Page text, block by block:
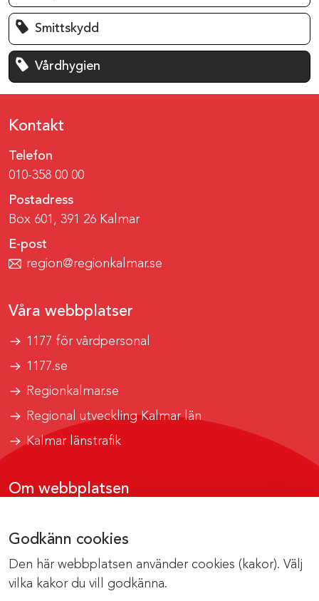
Godkänn cookies
Den här webbplatsen använder cookies (kakor). Välj
vilka kakor du vill godkänna.
Smittskydd
Vårdhygien
Kontakt
Telefon
010-358 00 00
Postadress
Box 601, 391 26 Kalmar
E-post
region@regionkalmar.se
Våra webbplatser
1177 för vårdpersonal
1177.se
Regionkalmar.se
Regional utveckling Kalmar län
Kalmar länstrafik
Om webbplatsen
Om cookies
Kontakta webbredaktionen